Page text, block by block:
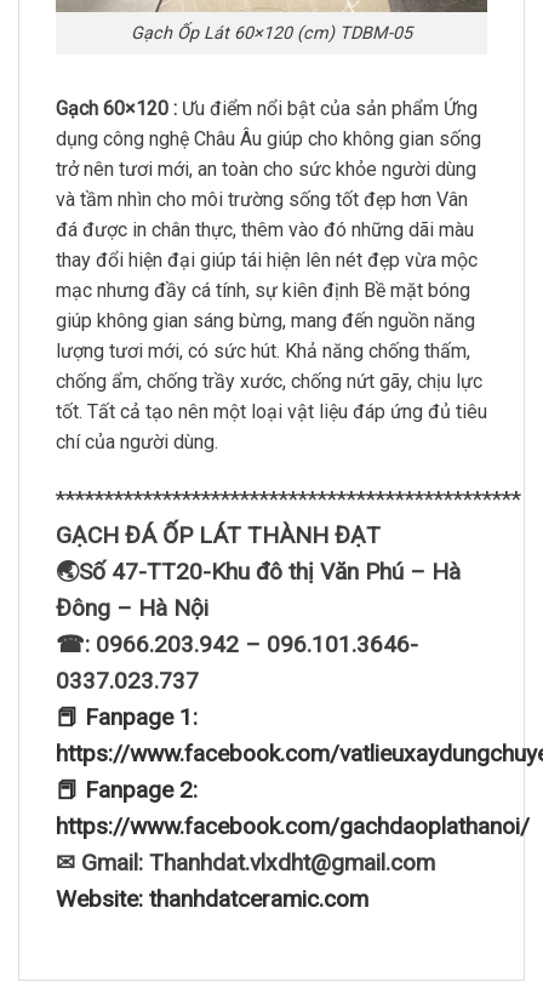
Gạch Ốp Lát 60×120 (cm) TDBM-05
Gạch 60×120 : Ưu điểm nổi bật của sản phẩm Ứng
dụng công nghệ Châu Âu giúp cho không gian sống
trở nên tươi mới, an toàn cho sức khỏe người dùng
và tầm nhìn cho môi trường sống tốt đẹp hơn Vân
đá được in chân thực, thêm vào đó những dãi màu
thay đổi hiện đại giúp tái hiện lên nét đẹp vừa mộc
mạc nhưng đầy cá tính, sự kiên định Bề mặt bóng
giúp không gian sáng bừng, mang đến nguồn năng
lượng tươi mới, có sức hút. Khả năng chống thấm,
chống ẩm, chống trầy xước, chống nứt gãy, chịu lực
tốt. Tất cả tạo nên một loại vật liệu đáp ứng đủ tiêu
chí của người dùng.
************************************************
GẠCH ĐÁ ỐP LÁT THÀNH ĐẠT
🌏Số 47-TT20-Khu đô thị Văn Phú – Hà
Đông – Hà Nội
☎: 0966.203.942 – 096.101.3646-
0337.023.737
📕 Fanpage 1:
https://www.facebook.com/
📕 Fanpage 2:
https://www.facebook.com/gachdaoplathanoi/
✉ Gmail: Thanhdat.vlxdht@gmail.com
Website: thanhdatceramic.com